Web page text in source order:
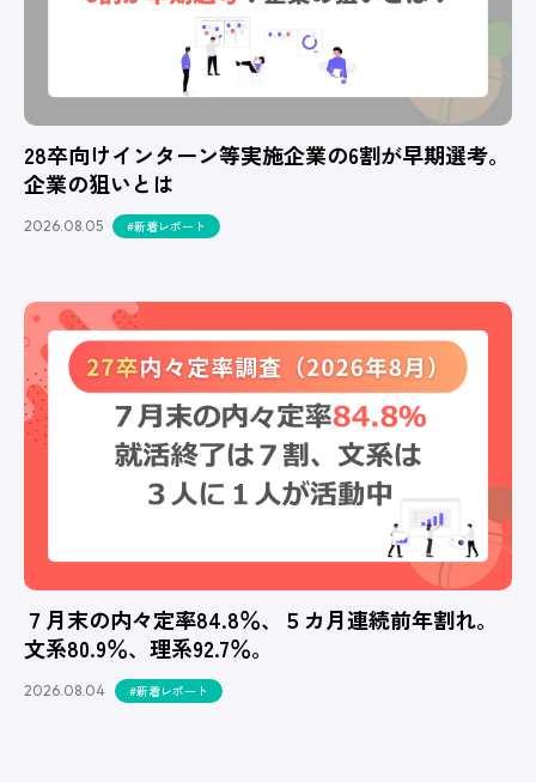
28卒向けインターン等実施企業の6割が早期選考。
企業の狙いとは
2026.08.05 #新着レポート
７月末の内々定率84.8％、５カ月連続前年割れ。
文系80.9％、理系92.7％。
2026.08.04 #新着レポート